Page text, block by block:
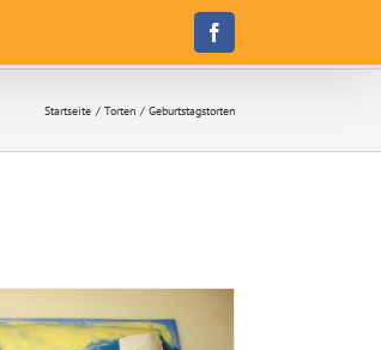
Facebook
Startseite Torten Geburtstagstorten